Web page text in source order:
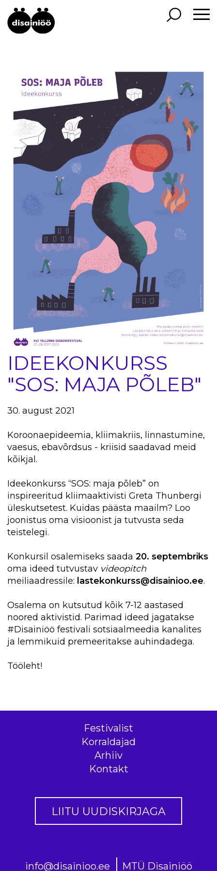
IDEEKONKURSS
"SOS: MAJA PÕLEB"
30. august 2021
Koroonaepideemia, kliimakriis, linnastumine,
vaesus, ebavõrdsus - kriisid saadavad meid
kõikjal.
Ideekonkurss “SOS: maja põleb” on
inspireeritud kliimaaktivisti Greta Thunbergi
üleskutsetest. Kuidas päästa maailm? Loo
joonistus oma visioonist ja tutvusta seda
teistelegi.
Konkursil osalemiseks saada 20. septembriks
oma ideed tutvustav videopitch
meiliaadressile: lastekonkurss@disainioo.ee.
Osalema on kutsutud kõik 7-12 aastased
noored aktivistid. Parimad ideed jagatakse
#Disainiöö festivali sotsiaalmeedia kanalites
ja lemmikuid premeeritakse auhindadega.
Tööleht!
Festivalist
Korraldajad
Arhiiv
Kontakt
LIITU UUDISKIRJAGA
info@disainioo.ee MTÜ Disainiöö